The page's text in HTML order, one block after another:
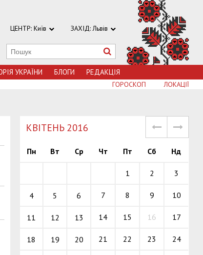
ЦЕНТР: Київ ЗАХІД: Львів
УКРАЇНИ БЛОГИ РЕДАКЦІЯ
ЛОКАЦІЇ
ГОРОСКОП
КВІТЕНЬ 2016
Пн Вт Ср Чт Пт Сб Нд
1 2 3
4 5 6 7 8 9 10
11 12 13 14 15 16 17
18 19 20 21 22 23 24